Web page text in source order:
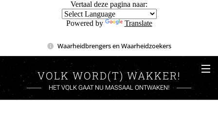
Vertaal deze pagina naar:
Powered by Translate
Waarheidbrengers en Waarheidzoekers
VOLK WORD(T) WAKKER!
HET VOLK GAAT NU MASSAAL ONTWAKEN!